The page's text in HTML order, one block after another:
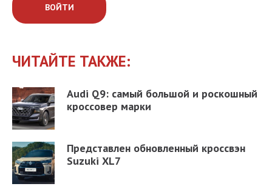
ВОЙТИ
ЧИТАЙТЕ ТАКЖЕ:
Audi Q9: самый большой и роскошный
кроссовер марки
Представлен обновленный кроссвэн
Suzuki XL7